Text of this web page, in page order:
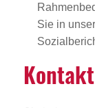
Sie in
Kontakt